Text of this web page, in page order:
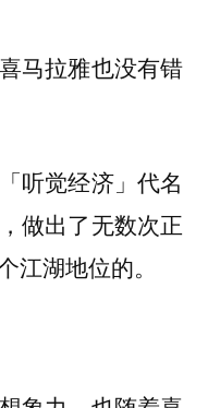
马拉雅也没有错
听觉经济」代名
做出了无数次正
江湖地位的。